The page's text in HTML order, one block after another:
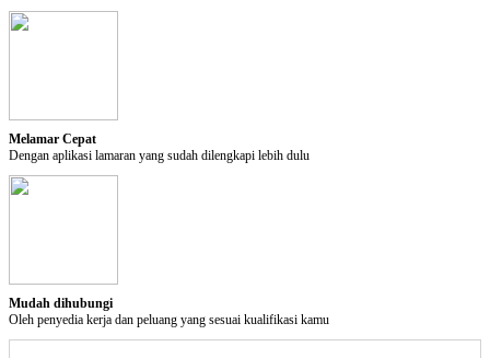
delete Tutup Akun
Melamar Cepat
Dengan aplikasi lamaran yang sudah dilengkapi lebih dulu
Mudah dihubungi
Oleh penyedia kerja dan peluang yang sesuai kualifikasi kamu